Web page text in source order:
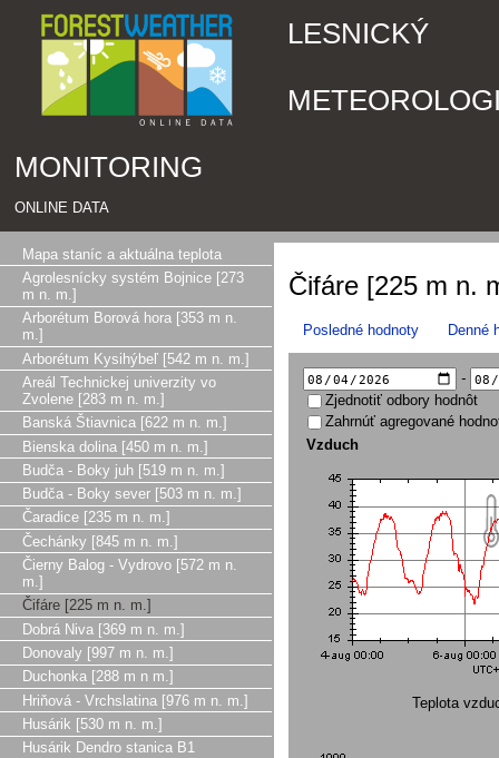
LESNICKÝ
MONITORING
ONLINE DATA
Mapa staníc a aktuálna teplota
Agrolesnícky systém Bojnice [273
m n. m.]
Arborétum Borová hora [353 m n.
m.]
Arborétum Kysihýbeľ [542 m n. m.]
Areál Technickej univerzity vo
Zvolene [283 m n. m.]
Banská Štiavnica [622 m n. m.]
Bienska dolina [450 m n. m.]
Budča - Boky juh [519 m n. m.]
Budča - Boky sever [503 m n. m.]
Čaradice [235 m n. m.]
Čechánky [845 m n. m.]
Čierny Balog - Vydrovo [572 m n.
m.]
Čifáre [225 m n. m.]
Dobrá Niva [369 m n. m.]
Donovaly [997 m n. m.]
Duchonka [288 m n m.]
Hriňová - Vrchslatina [976 m n. m.]
Husárik [530 m n. m.]
Husárik Dendro stanica B1
Čifáre [225 m n.
Posledné hodnoty Denné
-
Zjednotiť odbory hodnôt
Zahrnúť agregované
Vzduch
Teplota